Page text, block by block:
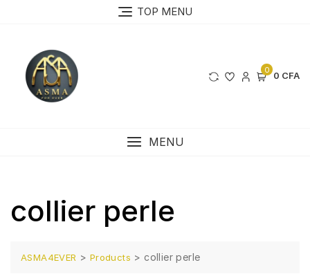
TOP MENU
0 0 CFA
MENU
collier perle
ASMA4EVER > Products >collier perle